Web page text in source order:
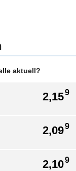
aktuell?
2,159
2,099
2,109